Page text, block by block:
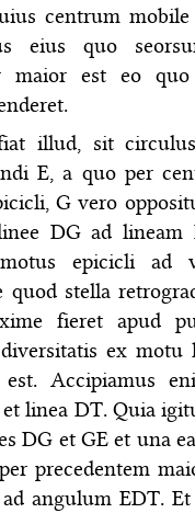
centrum
eius quo
maior est eo
illud, sit
E, a quo per
G vero
DG ad
epicicli ad
quod stella
fieret apud
ex motu
Accipiamus
linea DT. Quia
DG et GE et una
precedentem
angulum EDT.